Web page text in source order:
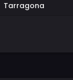
Tarragona